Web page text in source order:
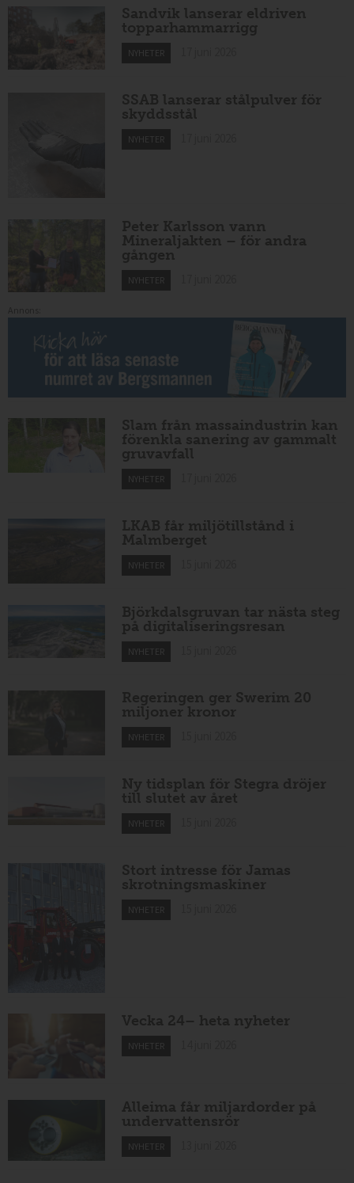
Sandvik lanserar eldriven
topparhammarrigg
NYHETER
SSAB lanserar stålpulver för
skyddsstål
NYHETER
Peter Karlsson vann
Mineraljakten – för andra
gången
NYHETER
Slam från massaindustrin kan
förenkla sanering av gammalt
gruvavfall
NYHETER
LKAB får miljötillstånd i
Malmberget
NYHETER
Björkdalsgruvan tar nästa steg
på digitaliseringsresan
NYHETER
Regeringen ger Swerim 20
miljoner kronor
NYHETER
Ny tidsplan för Stegra dröjer
till slutet av året
NYHETER
Stort intresse för Jamas
skrotningsmaskiner
NYHETER
Vecka 24– heta nyheter
NYHETER
Alleima får miljardorder på
undervattensrör
NYHETER